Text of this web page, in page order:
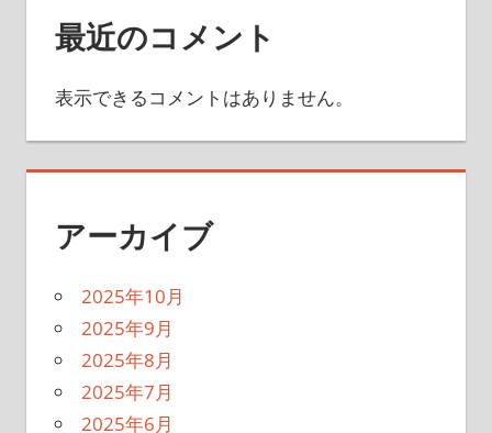
最近のコメント
表示できるコメントはありません。
アーカイブ
2025年10月
2025年9月
2025年8月
2025年7月
2025年6月